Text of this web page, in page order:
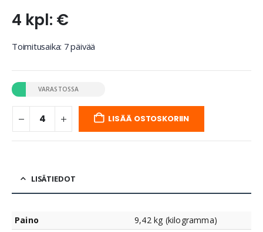
4 kpl: €
Toimitusaika: 7 päivää
VARASTOSSA
LISÄÄ OSTOSKORIIN
LISÄTIEDOT
Paino
9,42 kg (kilogramma)